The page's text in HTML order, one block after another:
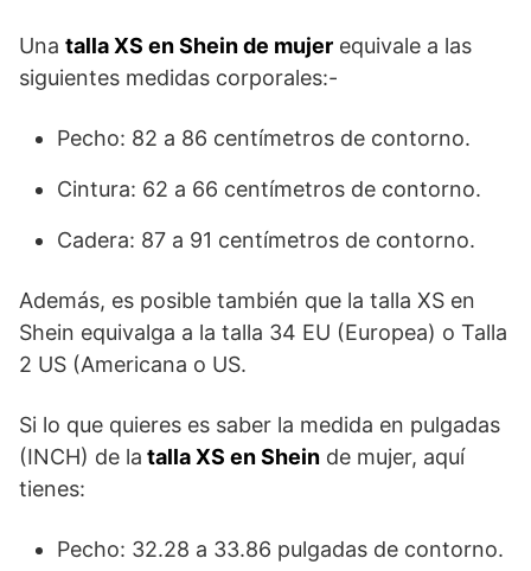
Una talla XS en Shein de mujer equivale a las
siguientes medidas corporales:-
Pecho: 82 a 86 centímetros de contorno.
Cintura: 62 a 66 centímetros de contorno.
Cadera: 87 a 91 centímetros de contorno.
Además, es posible también que la talla XS en
Shein equivalga a la talla 34 EU (Europea) o Talla
2 US (Americana o US.
Si lo que quieres es saber la medida en pulgadas
(INCH) de la talla XS en Shein de mujer, aquí
tienes:
Pecho: 32.28 a 33.86 pulgadas de contorno.